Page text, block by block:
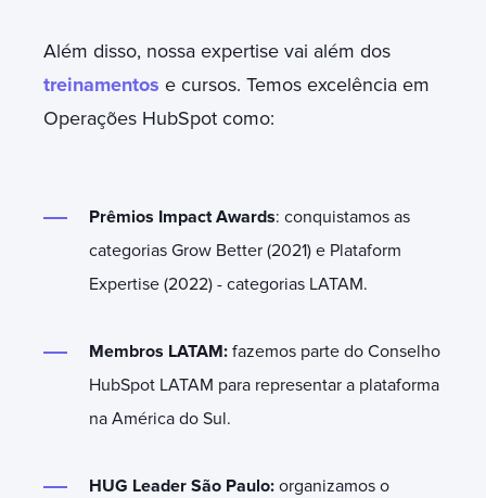
Além disso, nossa expertise vai além dos
treinamentos e cursos. Temos excelência em
Operações HubSpot como:
Prêmios Impact Awards: conquistamos as
categorias Grow Better (2021) e Plataform
Expertise (2022) - categorias LATAM.
Membros LATAM: fazemos parte do Conselho
HubSpot LATAM para representar a plataforma
na América do Sul.
HUG Leader São Paulo: organizamos o